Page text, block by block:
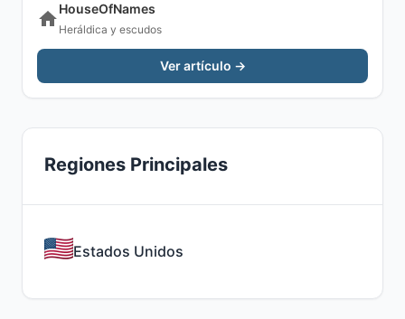
HouseOfNames
Heráldica y escudos
Ver artículo →
Regiones Principales
Estados Unidos